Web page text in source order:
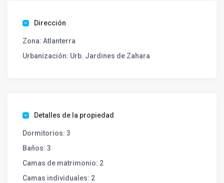
Dirección
Zona: Atlanterra
Urbanización: Urb. Jardines de Zahara
Detalles de la propiedad
Dormitorios: 3
Baños: 3
Camas de matrimonio: 2
Camas individuales: 2